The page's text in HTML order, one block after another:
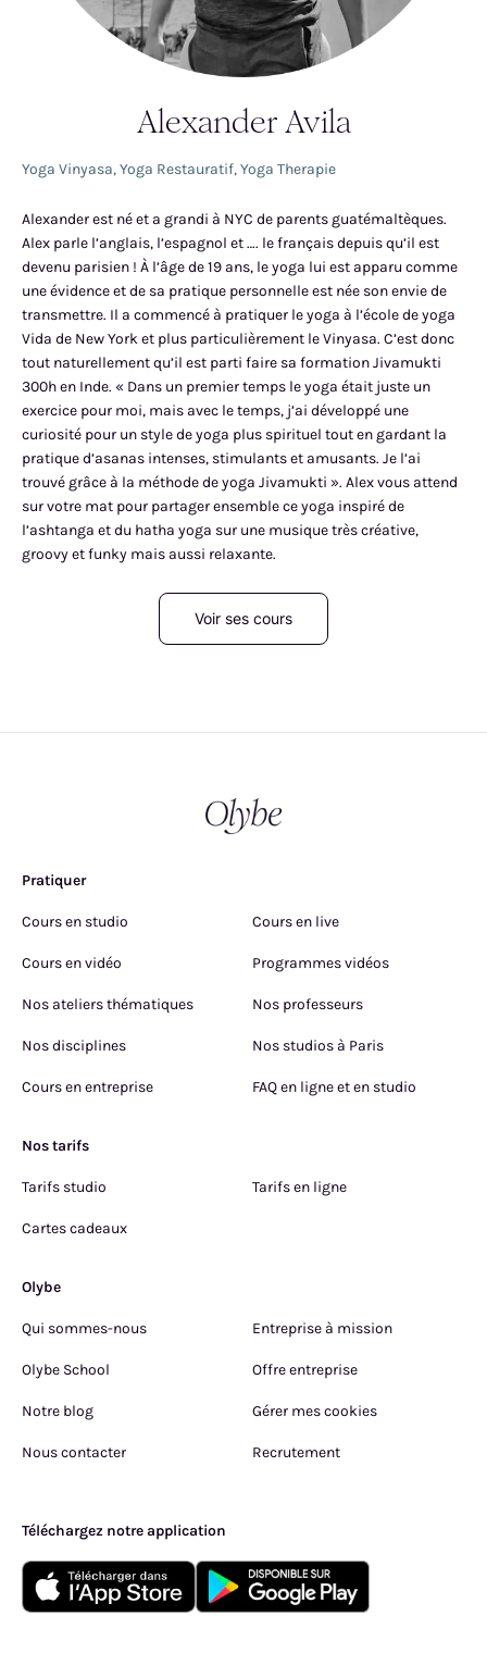
Alexander Avila
Yoga Vinyasa,Yoga Restauratif,Yoga Therapie
Alexander est né et a grandi à NYC de parents guatémaltèques.
Alex parle l’anglais, l’espagnol et …. le français depuis qu’il est
devenu parisien ! À l’âge de 19 ans, le yoga lui est apparu comme
une évidence et de sa pratique personnelle est née son envie de
transmettre. Il a commencé à pratiquer le yoga à l’école de yoga
Vida de New York et plus particulièrement le Vinyasa. C’est donc
tout naturellement qu’il est parti faire sa formation Jivamukti
300h en Inde. « Dans un premier temps le yoga était juste un
exercice pour moi, mais avec le temps, j’ai développé une
curiosité pour un style de yoga plus spirituel tout en gardant la
pratique d’asanas intenses, stimulants et amusants. Je l’ai
trouvé grâce à la méthode de yoga Jivamukti ». Alex vous attend
sur votre mat pour partager ensemble ce yoga inspiré de
l’ashtanga et du hatha yoga sur une musique très créative,
groovy et funky mais aussi relaxante.
Voir ses cours
Pratiquer
Cours en studio Cours en live
Cours en vidéo Programmes vidéos
Nos ateliers thématiques Nos professeurs
Nos disciplines Nos studios à Paris
Cours en entreprise FAQ en ligne et en studio
Nos tarifs
Tarifs studio Tarifs en ligne
Cartes cadeaux
Olybe
Qui sommes-nous Entreprise à mission
Olybe School Offre entreprise
Notre blog Gérer mes cookies
Nous contacter Recrutement
Téléchargez notre application